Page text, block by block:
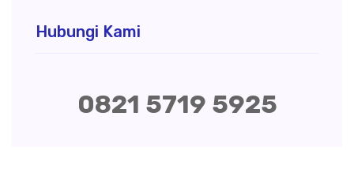
Hubungi Kami
0821 5719 5925